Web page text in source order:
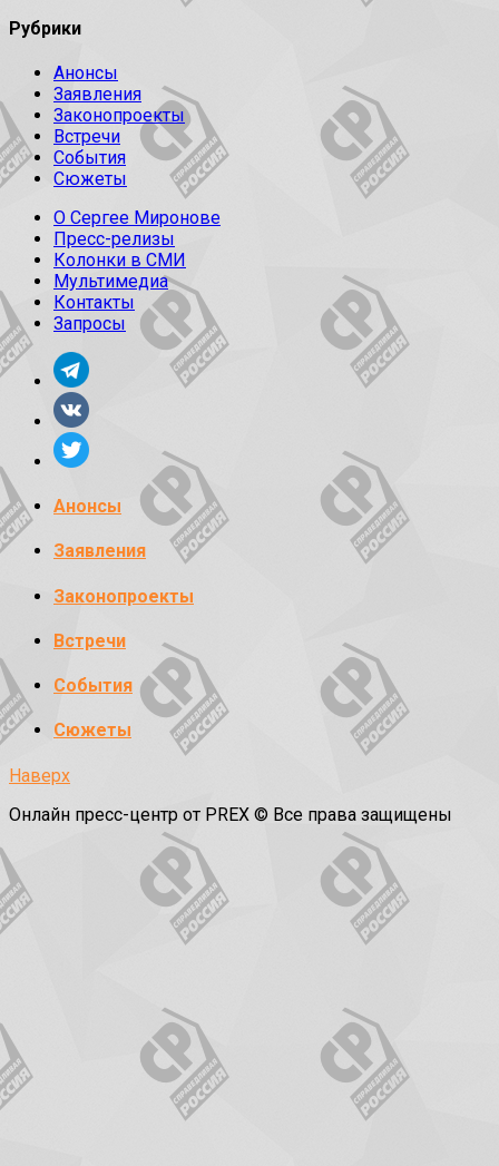
Рубрики
Анонсы
Заявления
Законопроекты
Встречи
События
Сюжеты
О Сергее Миронове
Пресс-релизы
Колонки в СМИ
Мультимедиа
Контакты
Запросы
Анонсы
Заявления
Законопроекты
Встречи
События
Сюжеты
Наверх
Онлайн пресс-центр от PREX © Все права защищены